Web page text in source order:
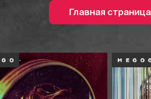
Главная страница